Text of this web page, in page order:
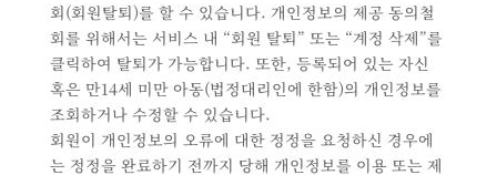
회(회원탈퇴)를 할 수 있습니다. 개인정보의 제공 동의철
회를 위해서는 서비스 내 “회원 탈퇴” 또는 “계정 삭제”를
클릭하여 탈퇴가 가능합니다. 또한, 등록되어 있는 자신
혹은 만14세 미만 아동(법정대리인에 한함)의 개인정보를
조회하거나 수정할 수 있습니다.
회원이 개인정보의 오류에 대한 정정을 요청하신 경우에
는 정정을 완료하기 전까지 당해 개인정보를 이용 또는 제